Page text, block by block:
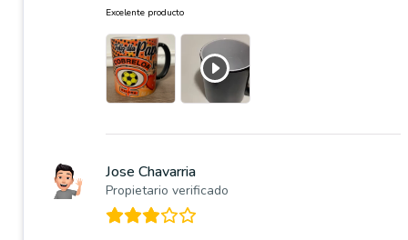
Excelente producto
Jose Chavarria
Propietario verificado